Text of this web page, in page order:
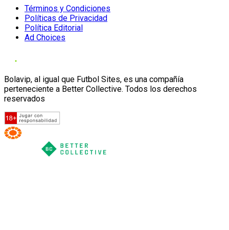
Términos y Condiciones
Políticas de Privacidad
Política Editorial
Ad Choices
Bolavip, al igual que Futbol Sites, es una compañía
perteneciente a Better Collective. Todos los derechos
reservados